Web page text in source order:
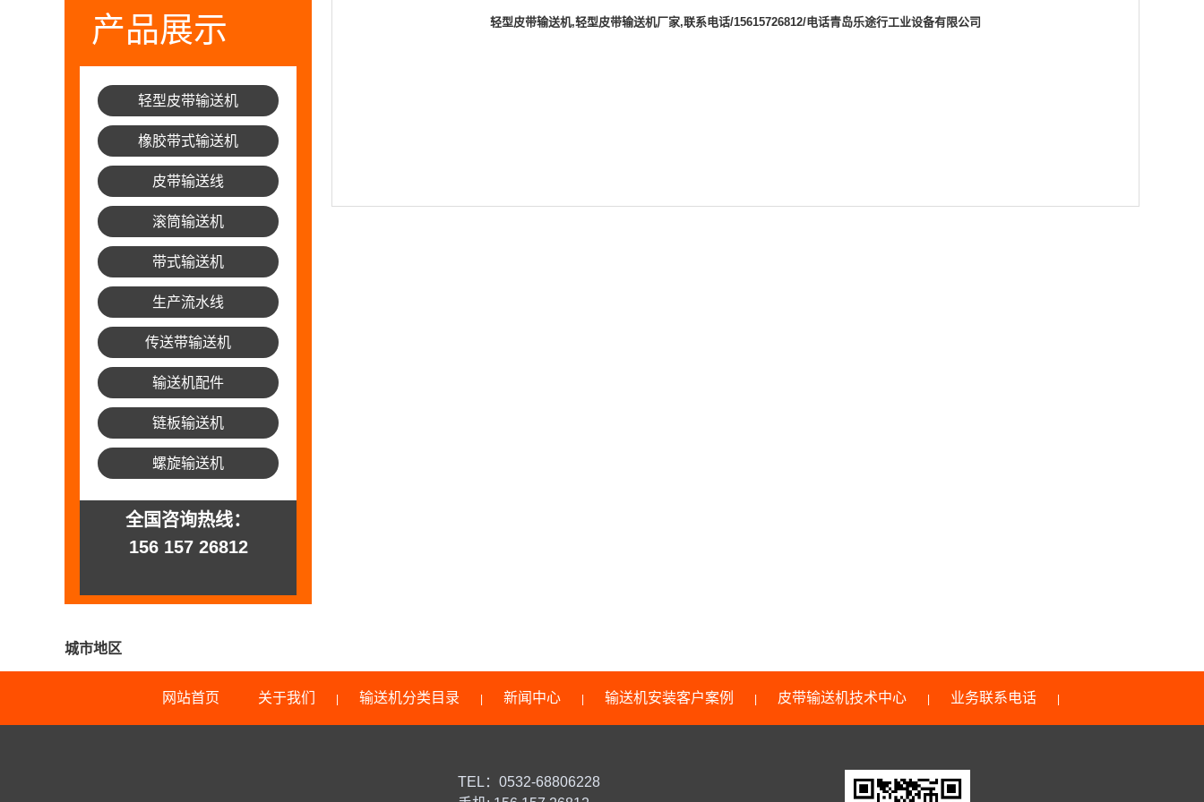
产品展示
轻型皮带输送机
橡胶带式输送机
皮带输送线
滚筒输送机
带式输送机
生产流水线
传送带输送机
输送机配件
链板输送机
螺旋输送机
全国咨询热线：
156 157 26812
轻型皮带输送机,轻型皮带输送机厂家,联系电话/15615726812/电话青岛乐途行工业设备有限公司
城市地区
网站首页 关于我们 | 输送机分类目录 | 新闻中心 | 输送机安装客户案例 | 皮带输送机技术中心 | 业务联系电话 |
TEL：0532-68806228